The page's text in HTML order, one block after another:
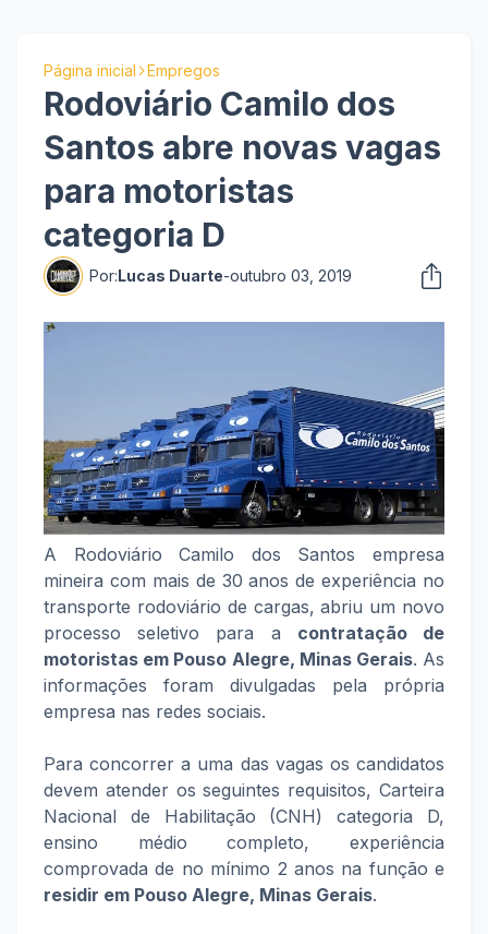
Página inicial Empregos
Rodoviário Camilo dos
Santos abre novas vagas
para motoristas
categoria D
Por:Lucas Duarte-outubro 03, 2019
A Rodoviário Camilo dos Santos empresa
mineira com mais de 30 anos de experiência no
transporte rodoviário de cargas, abriu um novo
processo seletivo para a contratação de
motoristas em Pouso Alegre, Minas Gerais. As
informações foram divulgadas pela própria
empresa nas redes sociais.
Para concorrer a uma das vagas os candidatos
devem atender os seguintes requisitos, Carteira
Nacional de Habilitação (CNH) categoria D,
ensino médio completo, experiência
comprovada de no mínimo 2 anos na função e
residir em Pouso Alegre, Minas Gerais.